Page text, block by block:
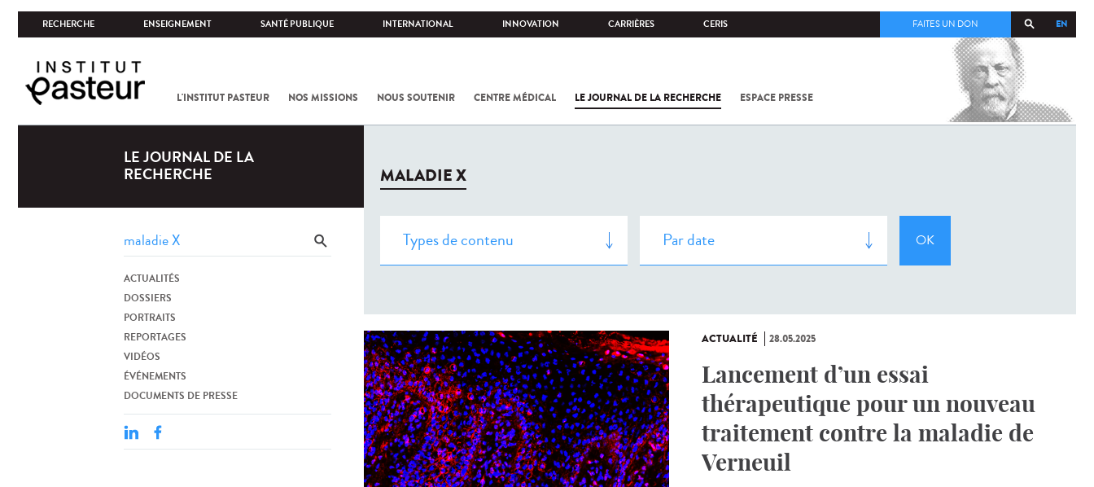
RECHERCHE ENSEIGNEMENT SANTÉ PUBLIQUE INTERNATIONAL INNOVATION CARRIÈRES CERIS EN
FAITES UN DON
L'INSTITUT PASTEUR NOS MISSIONS NOUS SOUTENIR CENTRE MÉDICAL LE JOURNAL DE LA RECHERCHE ESPACE PRESSE
COV-2 /
LE JOURNAL DE LA
RECHERCHE
ACTUALITÉS
DOSSIERS
PORTRAITS
REPORTAGES
VIDÉOS
ÉVÉNEMENTS
DOCUMENTS DE PRESSE
MALADIE X
ACTUALITÉ 28.05.2025
Lancement d’un essai
thérapeutique pour un nouveau
traitement contre la maladie de
Verneuil